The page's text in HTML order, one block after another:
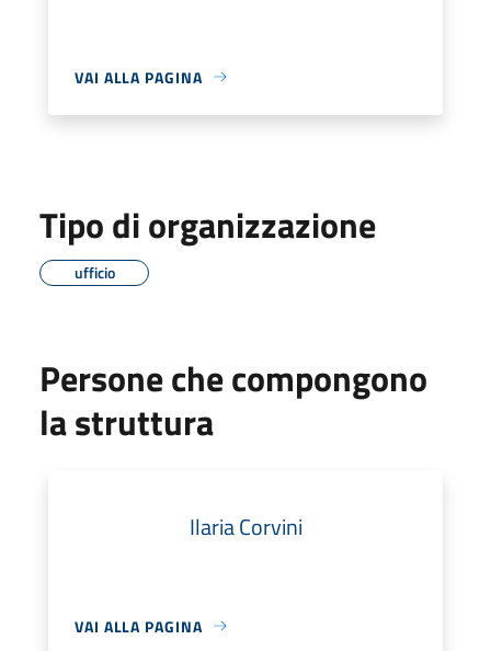
VAI ALLA PAGINA
Tipo di organizzazione
ufficio
Persone che compongono
la struttura
Ilaria Corvini
VAI ALLA PAGINA